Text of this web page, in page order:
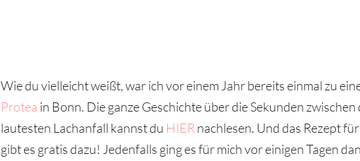
Wie du vielleicht weißt, war ich vor einem Jahr bereits einmal zu
Protea in Bonn. Die ganze Geschichte über die Sekunden
lautesten Lachanfall kannst du HIER nachlesen. Und das Rezept
gibt es gratis dazu! Jedenfalls ging es für mich vor einigen Tagen